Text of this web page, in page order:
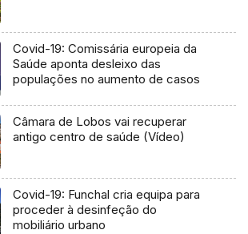
Covid-19: Comissária europeia da
Saúde aponta desleixo das
populações no aumento de casos
Câmara de Lobos vai recuperar
antigo centro de saúde (Vídeo)
Covid-19: Funchal cria equipa para
proceder à desinfeção do
mobiliário urbano